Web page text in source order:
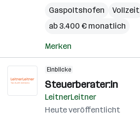
Gaspoltshofen
Vollzeit
ab 3.400 € monatlich
Merken
Einblicke
Steuerberater:in
LeitnerLeitner
Heute veröffentlicht